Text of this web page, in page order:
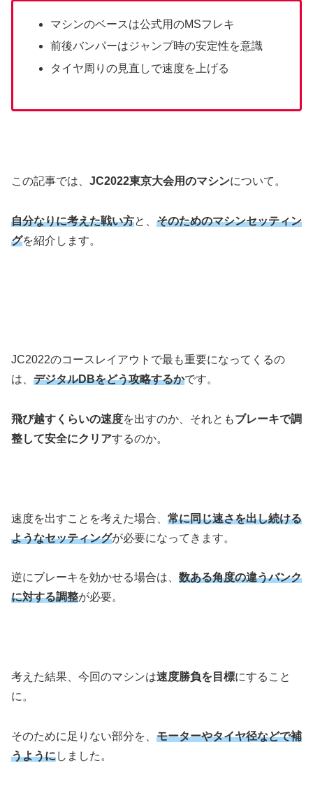
マシンのベースは公式用のMSフレキ
前後バンパーはジャンプ時の安定性を意識
タイヤ周りの見直しで速度を上げる
この記事では、 JC2022東京大会用のマシンについて。
自分なりに考えた戦い方と、 そのためのマシンセッティン
グを紹介します。
JC2022のコースレイアウトで最も重要になってくるの
は、 デジタルDBをどう攻略するかです。
飛び越すくらいの速度を出すのか、それともブレーキで調
整して安全にクリアするのか。
速度を出すことを考えた場合、 常に同じ速さを出し続ける
ようなセッティングが必要になってきます。
逆にブレーキを効かせる場合は、 数ある角度の違うバンク
に対する調整が必要。
考えた結果、今回のマシンは速度勝負を目標にすること
に。
そのために足りない部分を、 モーターやタイヤ径などで補
うようにしました。